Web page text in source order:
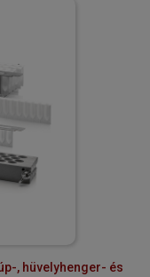
, hüvelyhenger- és